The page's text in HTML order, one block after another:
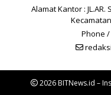
Alamat Kantor :
Phone /
2026 BITNews.id –